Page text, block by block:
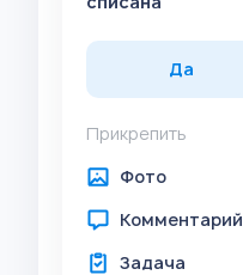
Да
Прикрепить
Фото
Комментарий
Задача